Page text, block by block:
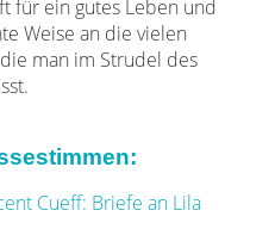
für ein gutes Leben und
Weise an die vielen
man im Strudel des
Cueff: Briefe an Lila